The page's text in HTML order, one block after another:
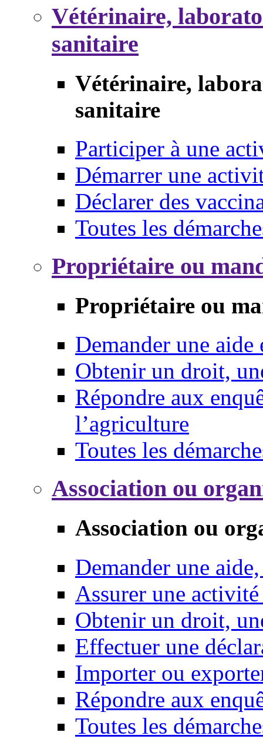
Vétérinaire,
sanitaire
Vétérinaire,
sanitaire
Participer à une
Démarrer une
Déclarer des
Toutes les
Propriétaire ou
Propriétaire ou
Demander une aide
Obtenir un droit,
Répondre aux
l’agriculture
Toutes les
Association ou
Association ou
Demander une
Assurer une
Obtenir un droit,
Effectuer une
Importer ou
Répondre aux
Toutes les